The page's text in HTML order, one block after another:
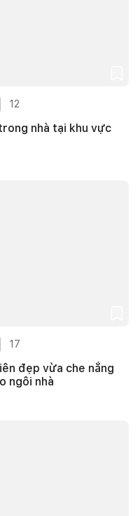
12
nhà tại khu vực
17
đẹp vừa che nắng
ngôi nhà